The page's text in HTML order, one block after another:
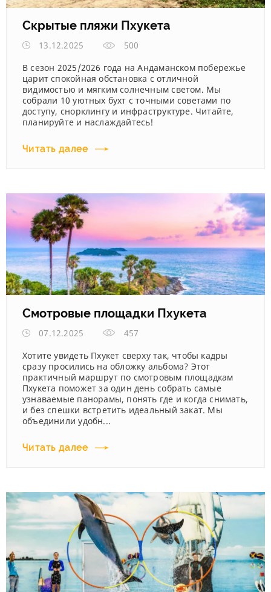
Скрытые пляжи Пхукета
13.12.2025
500
В сезон 2025/2026 года на Андаманском побережье
царит спокойная обстановка с отличной
видимостью и мягким солнечным светом. Мы
собрали 10 уютных бухт с точными советами по
доступу, снорклингу и инфраструктуре. Читайте,
планируйте и наслаждайтесь!
Читать далее
Смотровые площадки Пхукета
07.12.2025
457
Хотите увидеть Пхукет сверху так, чтобы кадры
сразу просились на обложку альбома? Этот
практичный маршрут по смотровым площадкам
Пхукета поможет за один день собрать самые
узнаваемые панорамы, понять где и когда снимать,
и без спешки встретить идеальный закат. Мы
объединили удобн...
Читать далее